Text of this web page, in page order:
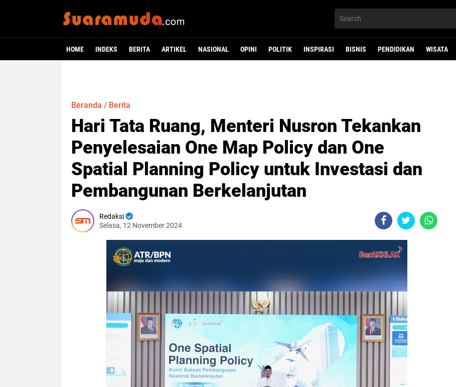
HOME INDEKS BERITA ARTIKEL NASIONAL OPINI POLITIK INSPIRASI BISNIS PENDIDIKAN WISATA
Beranda / Berita
Hari Tata Ruang, Menteri Nusron Tekankan
Penyelesaian One Map Policy dan One
Spatial Planning Policy untuk Investasi dan
Pembangunan Berkelanjutan
Redaksi
Selasa, 12 November 2024